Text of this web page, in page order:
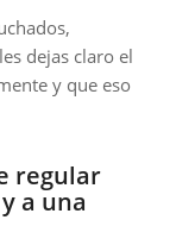
dejas claro el
y que eso
regular
a una